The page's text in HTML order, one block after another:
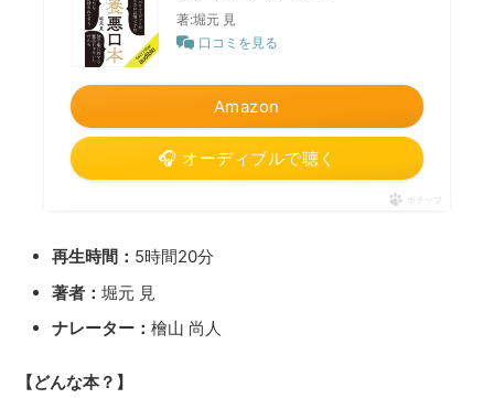
著:堀元 見
口コミを見る
Amazon
🎧 オーディブルで聴く
ポチップ
再生時間： 5時間20分
著者： 堀元 見
ナレーター： 檜山 尚人
【どんな本？】